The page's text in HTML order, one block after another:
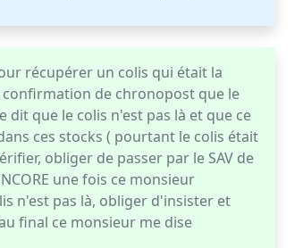
récupérer un colis qui était la
confirmation de chronopost que le
que le colis n'est pas là et que ce
ces stocks ( pourtant le colis était
obliger de passer par le SAV de
une fois ce monsieur
n'est pas là, obliger d'insister et
final ce monsieur me dise